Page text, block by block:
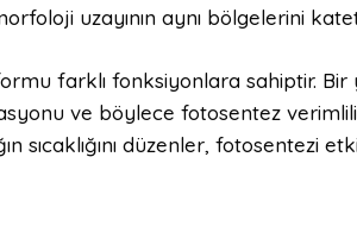
uzayının aynı bölgelerini
farklı fonksiyonlara sahiptir. Bir
ve böylece fotosentez
düzenler, fotosentezi